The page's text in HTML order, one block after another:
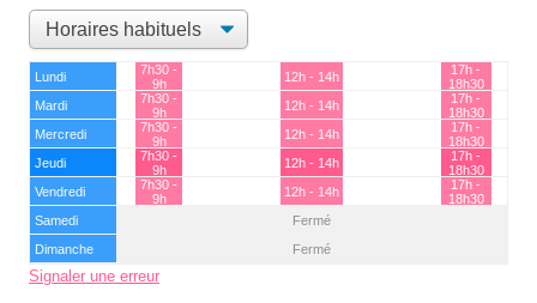
Lundi
7h30 -
9h
12h - 14h
17h -
18h30
Mardi
7h30 -
9h
12h - 14h
17h -
18h30
Mercredi
7h30 -
9h
12h - 14h
17h -
18h30
Jeudi
7h30 -
9h
12h - 14h
17h -
18h30
Vendredi
7h30 -
9h
12h - 14h
17h -
18h30
Samedi
Fermé
Dimanche
Fermé
Signaler une erreur